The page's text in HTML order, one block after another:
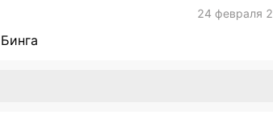
24 февраля
Бинга